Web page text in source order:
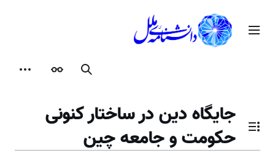
محتوامنوی اصلی
جستجوظاهر
تغییر وضعیت فهرست محتویات
جایگاه دین در ساختار کنونی
حکومت و جامعه چین